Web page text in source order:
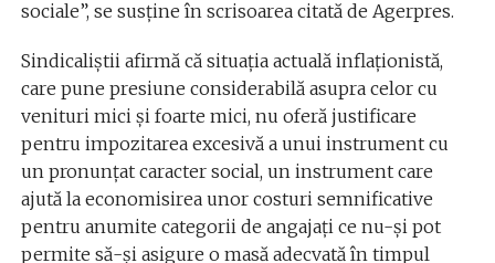
sociale”, se susține în scrisoarea citată de Agerpres.
Sindicaliștii afirmă că situația actuală inflaționistă,
care pune presiune considerabilă asupra celor cu
venituri mici și foarte mici, nu oferă justificare
pentru impozitarea excesivă a unui instrument cu
un pronunțat caracter social, un instrument care
ajută la economisirea unor costuri semnificative
pentru anumite categorii de angajați ce nu-și pot
permite să-și asigure o masă adecvată în timpul